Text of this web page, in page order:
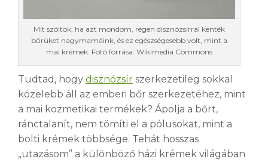
Mit szóltok, ha azt mondom, régen disznózsírral kenték
bőrüket nagymamáink, és ez egészségesebb volt, mint a
mai krémek. Fotó forrása: Wikimedia Commons
Tudtad, hogy disznózsír szerkezetileg sokkal
közelebb áll az emberi bőr szerkezetéhez, mint
a mai kozmetikai termékek? Ápolja a bőrt,
ránctalanít, nem tömíti el a pólusokat, mint a
bolti krémek többsége. Tehát hosszas
„utazásom” a különböző házi krémek világában